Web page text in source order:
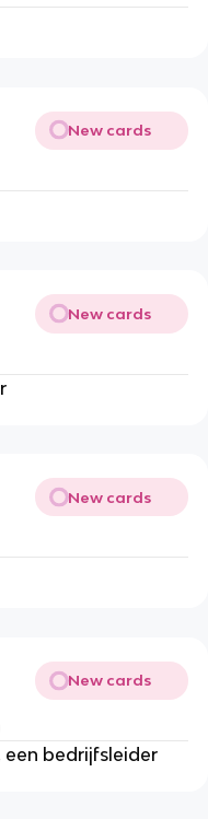
New cards
New cards
New cards
New cards
bedrijfsleider